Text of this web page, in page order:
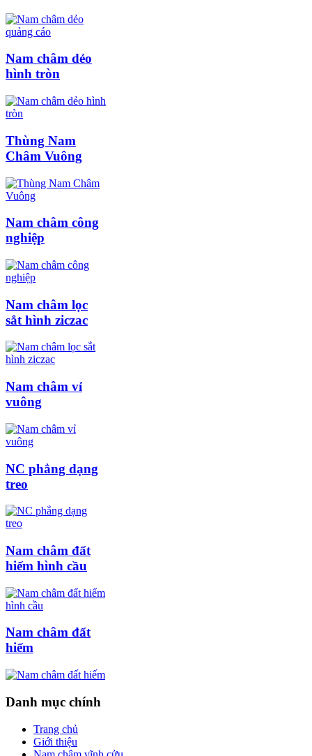
Nam châm dẻo
hình tròn
Thùng Nam
Châm Vuông
Nam châm công
nghiệp
Nam châm lọc
sắt hình ziczac
Nam châm vỉ
vuông
NC phẳng dạng
treo
Nam châm đất
hiếm hình cầu
Nam châm đất
hiếm
Danh mục chính
Trang chủ
Giới thiệu